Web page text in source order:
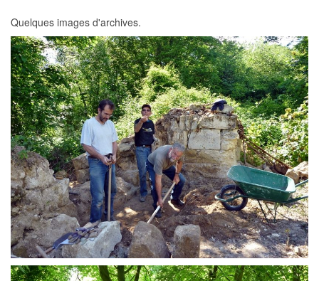
Quelques images d'archives.